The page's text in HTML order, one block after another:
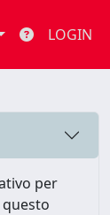
LOGIN
per